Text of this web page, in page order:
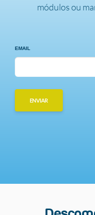
módulos ou
EMAIL